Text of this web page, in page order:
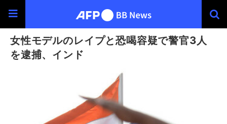
女性モデルのレイプと恐喝容疑で警官3人
を逮捕、インド